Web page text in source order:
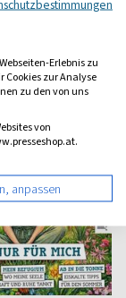
Erlebnis zu
zur Analyse
zu den von uns
von
anpassen